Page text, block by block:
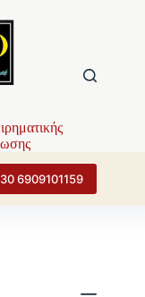
6909101159